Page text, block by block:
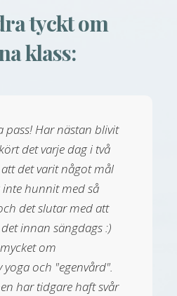
tyckt om
klass:
pass! Har nästan blivit
det varje dag i två
det varit något mål
inte hunnit med så
det slutar med att
innan sängdags :)
om
och "egenvård".
har tidgare haft svår